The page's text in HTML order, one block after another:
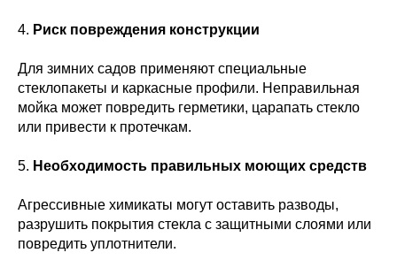
4. Риск повреждения конструкции
Для зимних садов применяют специальные
стеклопакеты и каркасные профили. Неправильная
мойка может повредить герметики, царапать стекло
или привести к протечкам.
5. Необходимость правильных моющих средств
Агрессивные химикаты могут оставить разводы,
разрушить покрытия стекла с защитными слоями или
повредить уплотнители.